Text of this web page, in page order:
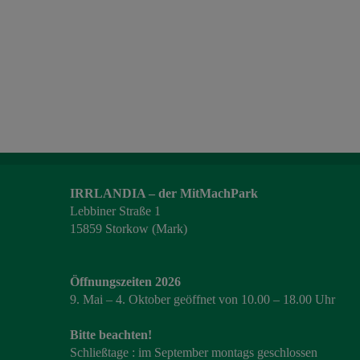
IRRLANDIA – der MitMachPark
Lebbiner Straße 1
15859 Storkow (Mark)
Öffnungszeiten 2026
9. Mai – 4. Oktober geöffnet von 10.00 – 18.00 Uhr
Bitte beachten!
Schließtage : im September montags geschlossen